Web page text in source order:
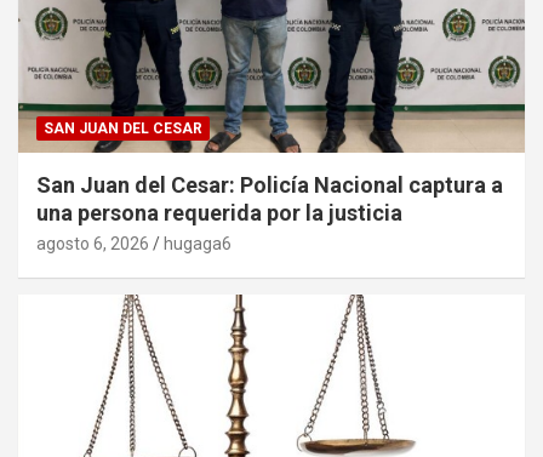
SAN JUAN DEL CESAR
San Juan del Cesar: Policía Nacional captura a
una persona requerida por la justicia
agosto 6, 2026 hugaga6